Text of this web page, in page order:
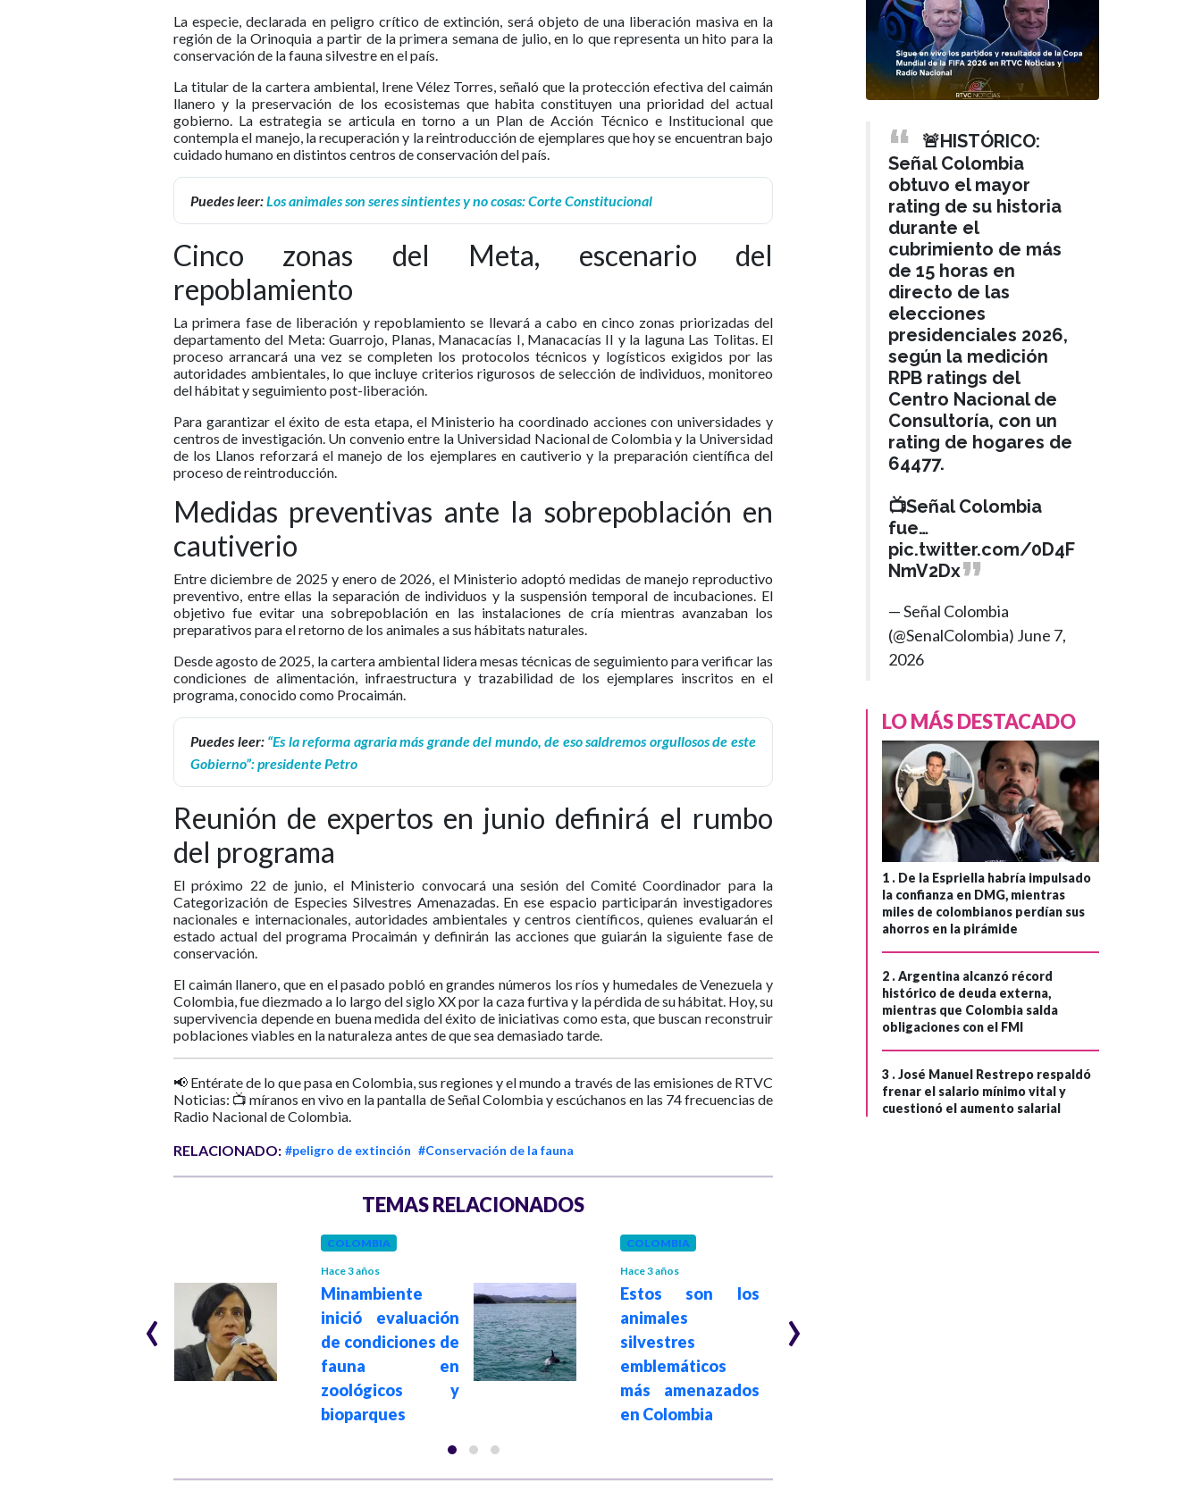
La especie, declarada en peligro crítico de extinción, será objeto de una liberación masiva en la
región de la Orinoquia a partir de la primera semana de julio, en lo que representa un hito para la
conservación de la fauna silvestre en el país.
La titular de la cartera ambiental, Irene Vélez Torres, señaló que la protección efectiva del caimán
llanero y la preservación de los ecosistemas que habita constituyen una prioridad del actual
gobierno. La estrategia se articula en torno a un Plan de Acción Técnico e Institucional que
contempla el manejo, la recuperación y la reintroducción de ejemplares que hoy se encuentran bajo
cuidado humano en distintos centros de conservación del país.
Puedes leer:Los animales son seres sintientes y no cosas: Corte Constitucional
Cinco zonas del Meta, escenario del
repoblamiento
La primera fase de liberación y repoblamiento se llevará a cabo en cinco zonas priorizadas del
departamento del Meta: Guarrojo, Planas, Manacacías I, Manacacías II y la laguna Las Tolitas. El
proceso arrancará una vez se completen los protocolos técnicos y logísticos exigidos por las
autoridades ambientales, lo que incluye criterios rigurosos de selección de individuos, monitoreo
del hábitat y seguimiento post-liberación.
Para garantizar el éxito de esta etapa, el Ministerio ha coordinado acciones con universidades y
centros de investigación. Un convenio entre la Universidad Nacional de Colombia y la Universidad
de los Llanos reforzará el manejo de los ejemplares en cautiverio y la preparación científica del
proceso de reintroducción.
Medidas preventivas ante la sobrepoblación en
cautiverio
Entre diciembre de 2025 y enero de 2026, el Ministerio adoptó medidas de manejo reproductivo
preventivo, entre ellas la separación de individuos y la suspensión temporal de incubaciones. El
objetivo fue evitar una sobrepoblación en las instalaciones de cría mientras avanzaban los
preparativos para el retorno de los animales a sus hábitats naturales.
Desde agosto de 2025, la cartera ambiental lidera mesas técnicas de seguimiento para verificar las
condiciones de alimentación, infraestructura y trazabilidad de los ejemplares inscritos en el
programa, conocido como Procaimán.
Puedes leer: “Es la reforma agraria más grande del mundo, de eso saldremos orgullosos de este
Gobierno”: presidente Petro
Reunión de expertos en junio definirá el rumbo
del programa
El próximo 22 de junio, el Ministerio convocará una sesión del Comité Coordinador para la
Categorización de Especies Silvestres Amenazadas. En ese espacio participarán investigadores
nacionales e internacionales, autoridades ambientales y centros científicos, quienes evaluarán el
estado actual del programa Procaimán y definirán las acciones que guiarán la siguiente fase de
conservación.
El caimán llanero, que en el pasado pobló en grandes números los ríos y humedales de Venezuela y
Colombia, fue diezmado a lo largo del siglo XX por la caza furtiva y la pérdida de su hábitat. Hoy, su
supervivencia depende en buena medida del éxito de iniciativas como esta, que buscan reconstruir
poblaciones viables en la naturaleza antes de que sea demasiado tarde.
📢 Entérate de lo que pasa en Colombia, sus regiones y el mundo a través de las emisiones de RTVC
Noticias: 📺 míranos en vivo en la pantalla de Señal Colombia y escúchanos en las 74 frecuencias de
Radio Nacional de Colombia.
RELACIONADO: #peligro de extinción #Conservación de la fauna
TEMAS RELACIONADOS
Más de un tercio
de las especies de
COLOMBIA
Hace 3 años
Minambiente
inició evaluación
de condiciones de
fauna en
zoológicos y
bioparques
COLOMBIA
Hace 3 años
Estos son los
animales
silvestres
emblemáticos
más amenazados
en Colombia
‹ ›
🚨HISTÓRICO:
Señal Colombia
obtuvo el mayor
rating de su historia
durante el
cubrimiento de más
de 15 horas en
directo de las
elecciones
presidenciales 2026,
según la medición
RPB ratings del
Centro Nacional de
Consultoría, con un
rating de hogares de
64477.
📺Señal Colombia
fue…
pic.twitter.com/0D4F
NmV2Dx
— Señal Colombia
(@SenalColombia) June 7,
2026
LO MÁS DESTACADO
1 . De la Espriella habría impulsado
la confianza en DMG, mientras
miles de colombianos perdían sus
ahorros en la pirámide
2 .Argentina alcanzó récord
histórico de deuda externa,
mientras que Colombia salda
obligaciones con el FMI
3 .José Manuel Restrepo respaldó
frenar el salario mínimo vital y
cuestionó el aumento salarial